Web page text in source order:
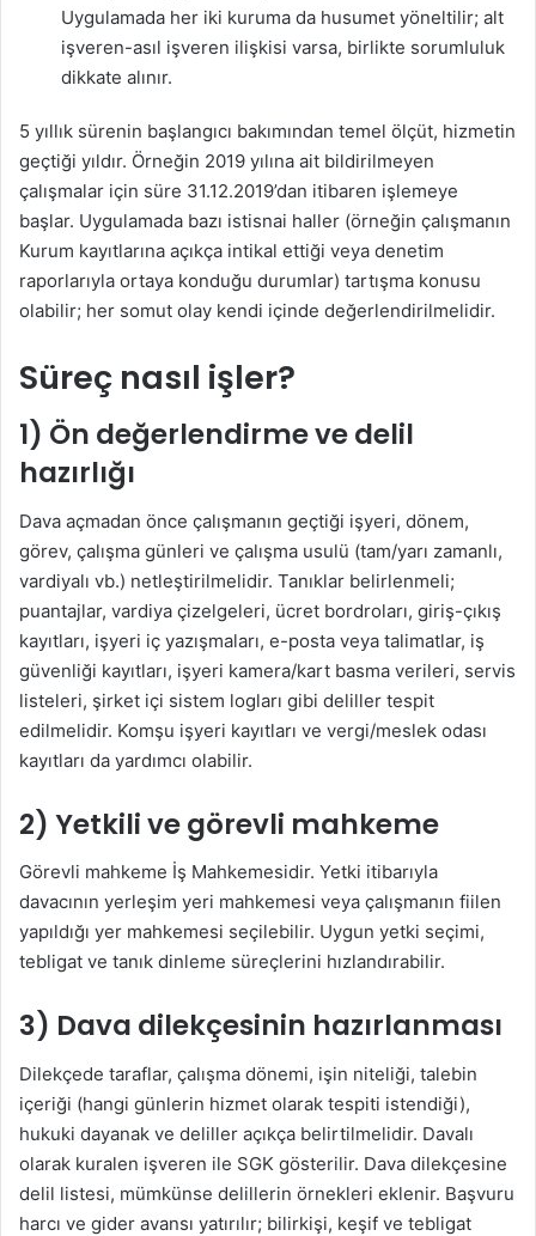
Uygulamada her iki kuruma da husumet yöneltilir; alt
işveren-asıl işveren ilişkisi varsa, birlikte sorumluluk
dikkate alınır.
5 yıllık sürenin başlangıcı bakımından temel ölçüt, hizmetin
geçtiği yıldır. Örneğin 2019 yılına ait bildirilmeyen
çalışmalar için süre 31.12.2019’dan itibaren işlemeye
başlar. Uygulamada bazı istisnai haller (örneğin çalışmanın
Kurum kayıtlarına açıkça intikal ettiği veya denetim
raporlarıyla ortaya konduğu durumlar) tartışma konusu
olabilir; her somut olay kendi içinde değerlendirilmelidir.
Süreç nasıl işler?
1) Ön değerlendirme ve delil
hazırlığı
Dava açmadan önce çalışmanın geçtiği işyeri, dönem,
görev, çalışma günleri ve çalışma usulü (tam/yarı zamanlı,
vardiyalı vb.) netleştirilmelidir. Tanıklar belirlenmeli;
puantajlar, vardiya çizelgeleri, ücret bordroları, giriş-çıkış
kayıtları, işyeri iç yazışmaları, e-posta veya talimatlar, iş
güvenliği kayıtları, işyeri kamera/kart basma verileri, servis
listeleri, şirket içi sistem logları gibi deliller tespit
edilmelidir. Komşu işyeri kayıtları ve vergi/meslek odası
kayıtları da yardımcı olabilir.
2) Yetkili ve görevli mahkeme
Görevli mahkeme İş Mahkemesidir. Yetki itibarıyla
davacının yerleşim yeri mahkemesi veya çalışmanın fiilen
yapıldığı yer mahkemesi seçilebilir. Uygun yetki seçimi,
tebligat ve tanık dinleme süreçlerini hızlandırabilir.
3) Dava dilekçesinin hazırlanması
Dilekçede taraflar, çalışma dönemi, işin niteliği, talebin
içeriği (hangi günlerin hizmet olarak tespiti istendiği),
hukuki dayanak ve deliller açıkça belirtilmelidir. Davalı
olarak kuralen işveren ile SGK gösterilir. Dava dilekçesine
delil listesi, mümkünse delillerin örnekleri eklenir. Başvuru
harcı ve gider avansı yatırılır; bilirkişi, keşif ve tebligat